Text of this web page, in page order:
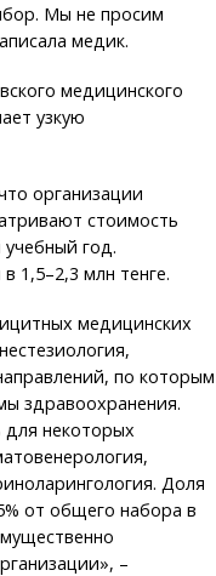
Мы не просим
медик.
медицинского
узкую
организации
стоимость
год.
1,5–2,3 млн тенге.
медицинских
по которым
здравоохранения.
для некоторых
Доля
от общего набора в
–